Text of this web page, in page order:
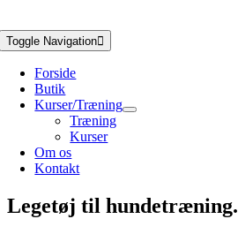
Toggle Navigation
Forside
Butik
Kurser/Træning
Træning
Kurser
Om os
Kontakt
Legetøj til hundetræning.